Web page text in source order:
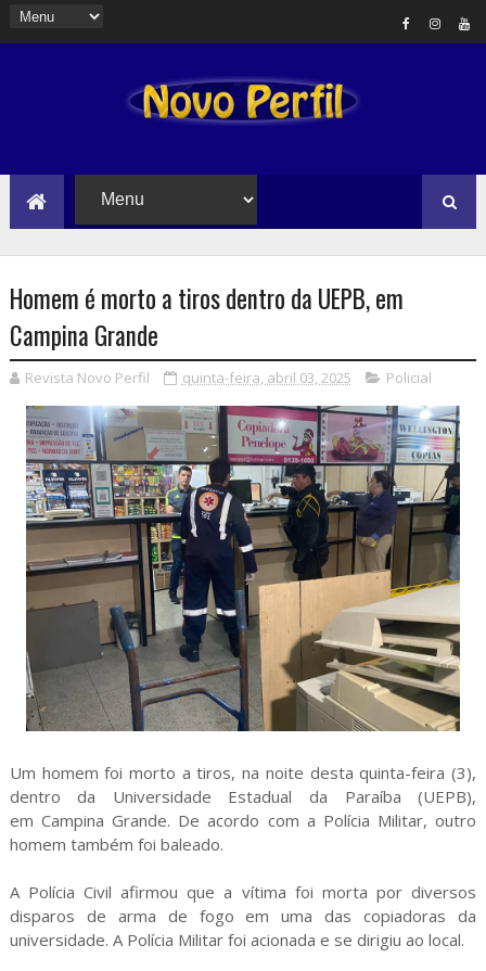
Homem é morto a tiros dentro da UEPB, em
Campina Grande
Revista Novo Perfil quinta-feira, abril 03, 2025 Policial
Um homem foi morto a tiros, na noite desta quinta-feira (3),
dentro da Universidade Estadual da Paraíba (UEPB),
em Campina Grande. De acordo com a Polícia Militar, outro
homem também foi baleado.
A Polícia Civil afirmou que a vítima foi morta por diversos
disparos de arma de fogo em uma das copiadoras da
universidade. A Polícia Militar foi acionada e se dirigiu ao local.